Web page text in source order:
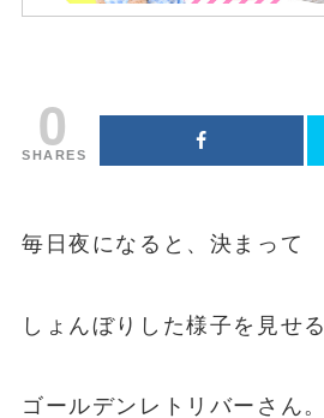
0
SHARES
毎日夜になると、決まって
しょんぼりした様子を見せる
ゴールデンレトリバーさん。